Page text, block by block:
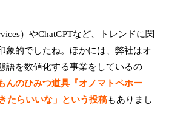
）やChatGPTなど、トレンドに関
象的でしたね。ほかには、弊社はオ
語を数値化する事業をしているの
んのひみつ道具『オノマトペホー
たらいいな」という投稿もありまし